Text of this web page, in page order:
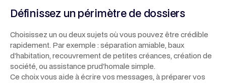
Définissez un périmètre de dossiers
Choisissez un ou deux sujets où vous pouvez être crédible
rapidement. Par exemple : séparation amiable, baux
d’habitation, recouvrement de petites créances, création de
société, ou assistance prud’homale simple.
Ce choix vous aide à écrire vos messages, à préparer vos